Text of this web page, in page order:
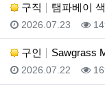
구직 탬파베이 색
등록일
2026.07.23 조
구인 Sawgrass
등록일
2026.07.22 조